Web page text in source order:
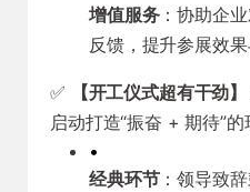
增值服务：协助企
反馈，提升参展效果
✅ 【开工仪式超有干劲】
启动打造“振奋 + 期待”
•
经典环节：领导致